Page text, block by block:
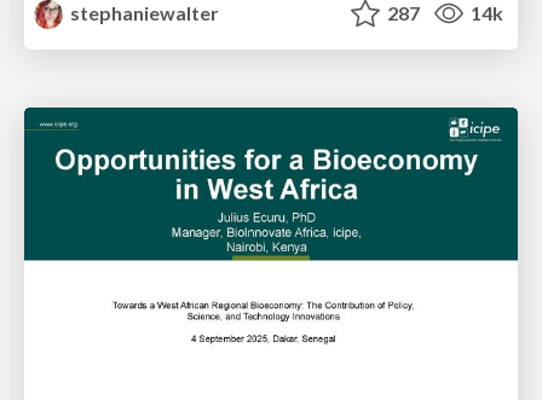
stephaniewalter
287 14k